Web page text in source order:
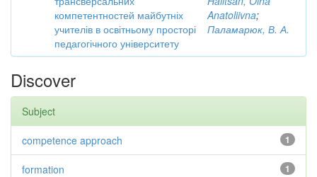
компетентностей майбутніх
учителів в освітньому просторі
педагогічного університету
Anatoliivna;
Паламарюк, В. А.
Discover
Subject
1
competence approach
1
formation